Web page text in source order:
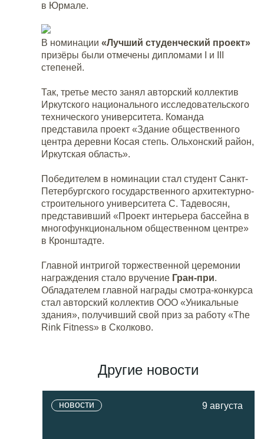
в Юрмале.
В номинации «Лучший студенческий проект»
призёры были отмечены дипломами I и III
степеней.
Так, третье место занял авторский коллектив
Иркутского национального исследовательского
технического университета. Команда
представила проект «Здание общественного
центра деревни Косая степь. Ольхонский район,
Иркутская область».
Победителем в номинации стал студент Санкт-
Петербургского государственного архитектурно-
строительного университета С. Тадевосян,
представивший «Проект интерьера бассейна в
многофункциональном общественном центре»
в Кронштадте.
Главной интригой торжественной церемонии
награждения стало вручение Гран-при.
Обладателем главной награды смотра-конкурса
стал авторский коллектив ООО «Уникальные
здания», получивший свой приз за работу «The
Rink Fitness» в Сколково.
Другие новости
новости 9 августа